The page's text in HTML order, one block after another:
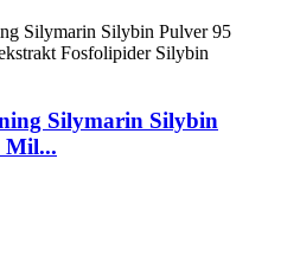
Silymarin Silybin
Mil...